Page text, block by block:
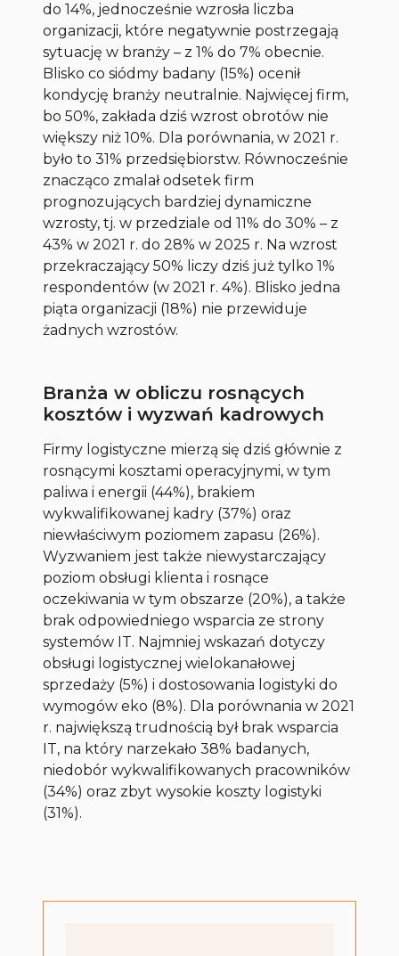
do 14%, jednocześnie wzrosła liczba
organizacji, które negatywnie postrzegają
sytuację w branży – z 1% do 7% obecnie.
Blisko co siódmy badany (15%) ocenił
kondycję branży neutralnie. Najwięcej firm,
bo 50%, zakłada dziś wzrost obrotów nie
większy niż 10%. Dla porównania, w 2021 r.
było to 31% przedsiębiorstw. Równocześnie
znacząco zmalał odsetek firm
prognozujących bardziej dynamiczne
wzrosty, tj. w przedziale od 11% do 30% – z
43% w 2021 r. do 28% w 2025 r. Na wzrost
przekraczający 50% liczy dziś już tylko 1%
respondentów (w 2021 r. 4%). Blisko jedna
piąta organizacji (18%) nie przewiduje
żadnych wzrostów.
Branża w obliczu rosnących
kosztów i wyzwań kadrowych
Firmy logistyczne mierzą się dziś głównie z
rosnącymi kosztami operacyjnymi, w tym
paliwa i energii (44%), brakiem
wykwalifikowanej kadry (37%) oraz
niewłaściwym poziomem zapasu (26%).
Wyzwaniem jest także niewystarczający
poziom obsługi klienta i rosnące
oczekiwania w tym obszarze (20%), a także
brak odpowiedniego wsparcia ze strony
systemów IT. Najmniej wskazań dotyczy
obsługi logistycznej wielokanałowej
sprzedaży (5%) i dostosowania logistyki do
wymogów eko (8%). Dla porównania w 2021
r. największą trudnością był brak wsparcia
IT, na który narzekało 38% badanych,
niedobór wykwalifikowanych pracowników
(34%) oraz zbyt wysokie koszty logistyki
(31%).